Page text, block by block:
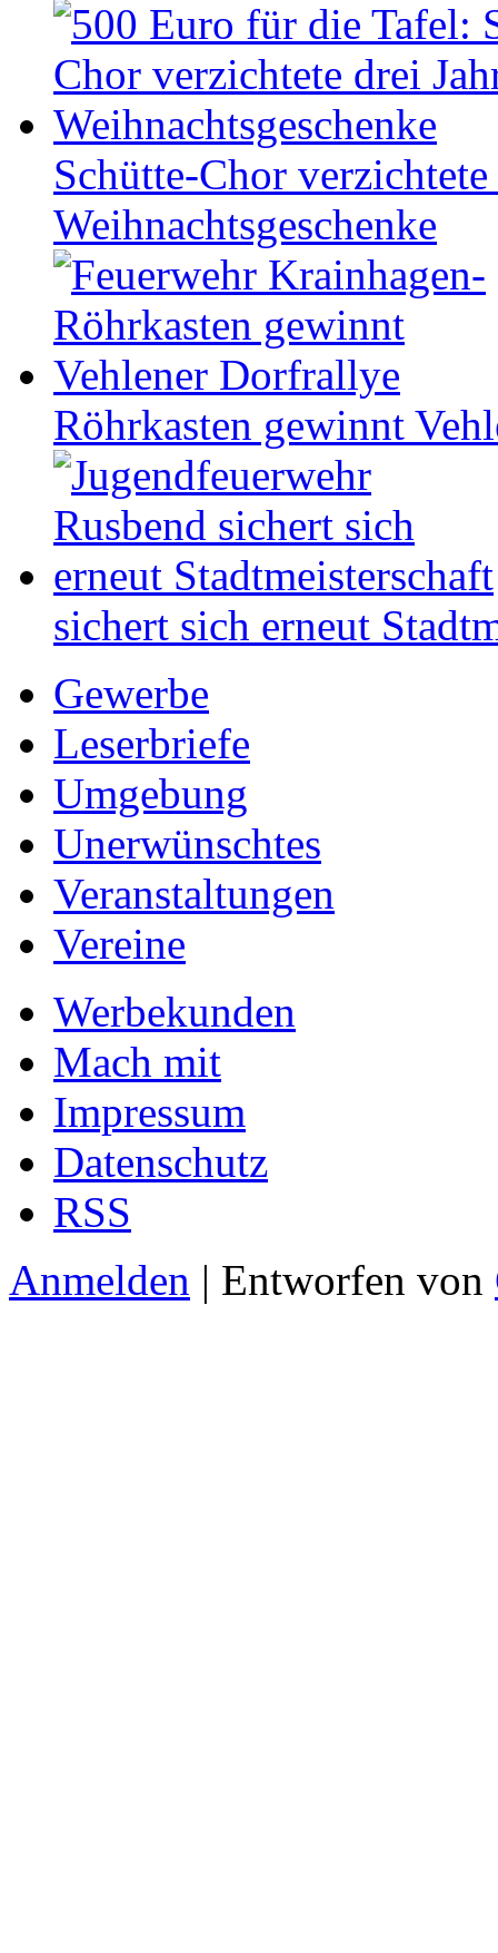
Schütte-Chor
Weihnachtsgeschenke
Röhrkasten gewinnt
sichert sich erneut
Gewerbe
Leserbriefe
Umgebung
Unerwünschtes
Veranstaltungen
Vereine
Werbekunden
Mach mit
Impressum
Datenschutz
RSS
Anmelden | Entworfen von